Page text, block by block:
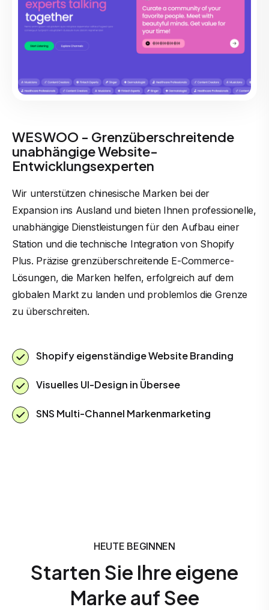
WESWOO - Grenzüberschreitende
unabhängige Website-
Entwicklungsexperten
Wir unterstützen chinesische Marken bei der
Expansion ins Ausland und bieten Ihnen professionelle,
unabhängige Dienstleistungen für den Aufbau einer
Station und die technische Integration von Shopify
Plus. Präzise grenzüberschreitende E-Commerce-
Lösungen, die Marken helfen, erfolgreich auf dem
globalen Markt zu landen und problemlos die Grenze
zu überschreiten.
Shopify eigenständige Website Branding
Visuelles UI-Design in Übersee
SNS Multi-Channel Markenmarketing
HEUTE BEGINNEN
Starten Sie Ihre eigene
Marke auf See